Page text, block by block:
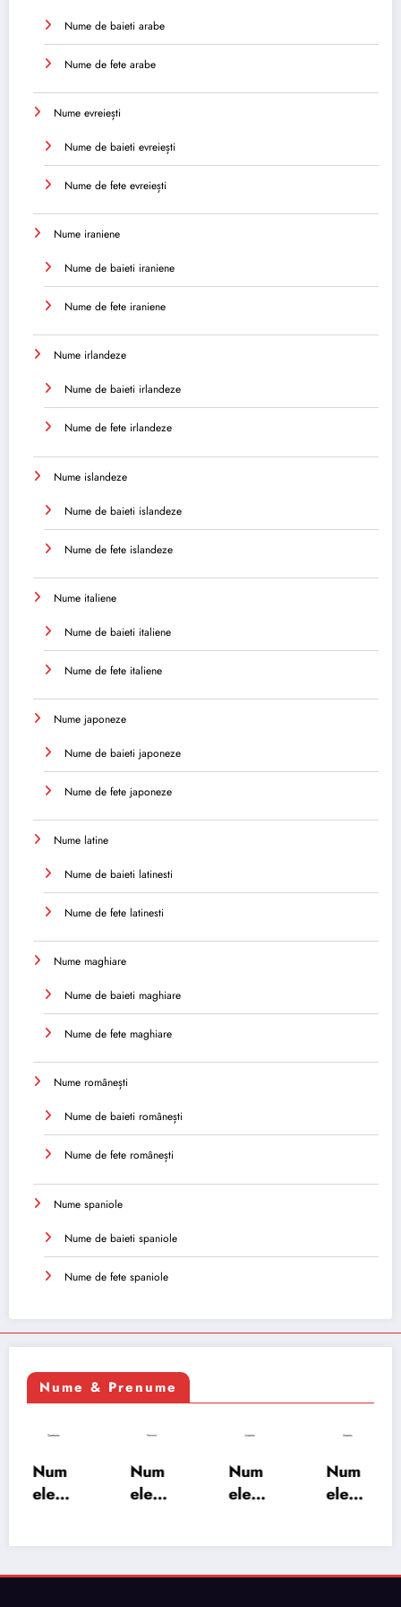
Nume de baieti arabe
Nume de fete arabe
Nume evreiești
Nume de baieti evreiești
Nume de fete evreiești
Nume iraniene
Nume de baieti iraniene
Nume de fete iraniene
Nume irlandeze
Nume de baieti irlandeze
Nume de fete irlandeze
Nume islandeze
Nume de baieti islandeze
Nume de fete islandeze
Nume italiene
Nume de baieti italiene
Nume de fete italiene
Nume japoneze
Nume de baieti japoneze
Nume de fete japoneze
Nume latine
Nume de baieti latinesti
Nume de fete latinesti
Nume maghiare
Nume de baieti maghiare
Nume de fete maghiare
Nume românești
Nume de baieti românești
Nume de fete românești
Nume spaniole
Nume de baieti spaniole
Nume de fete spaniole
Nume & Prenume
Num
ele
semn
Num
ele
semn
Num
ele
semn
Num
ele
ificați